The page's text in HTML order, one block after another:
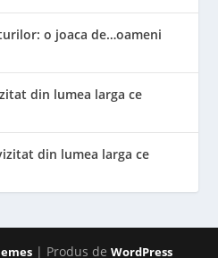
o joaca de…oameni
din lumea larga ce
din lumea larga ce
| Produs de WordPress